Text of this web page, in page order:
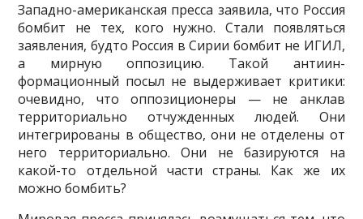
Западно-американская пресса заявила, что Россия
бомбит не тех, кого нужно. Стали появ­ляться
заявления, будто Россия в Сирии бомбит не ИГИЛ,
а мирную оппозицию. Такой антиин­
формационный посыл не выдерживает критики:
очевидно, что оппозиционеры — не анклав
терри­ториально отчужденных людей. Они
интегрированы в общество, они не отделены от
него терри­ториально. Они не базируются на
какой-то отдельной части страны. Как же их
можно бомбить?